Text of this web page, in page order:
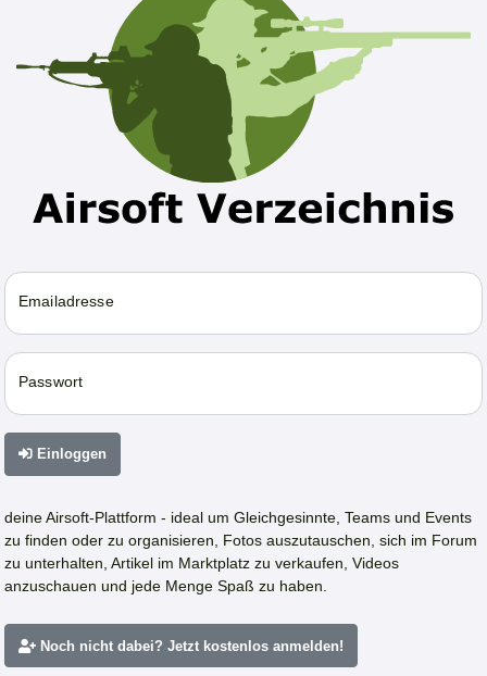
Emailadresse
Passwort
Einloggen
deine Airsoft-Plattform - ideal um Gleichgesinnte, Teams und Events
zu finden oder zu organisieren, Fotos auszutauschen, sich im Forum
zu unterhalten, Artikel im Marktplatz zu verkaufen, Videos
anzuschauen und jede Menge Spaß zu haben.
Noch nicht dabei? Jetzt kostenlos anmelden!